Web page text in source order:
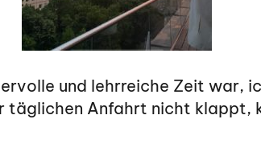
und lehrreiche Zeit war,
täglichen Anfahrt nicht klappt,